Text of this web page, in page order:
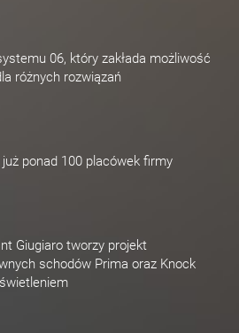
06, który zakłada możliwość
różnych rozwiązań
ponad 100 placówek firmy
Giugiaro tworzy projekt
schodów Prima oraz Knock